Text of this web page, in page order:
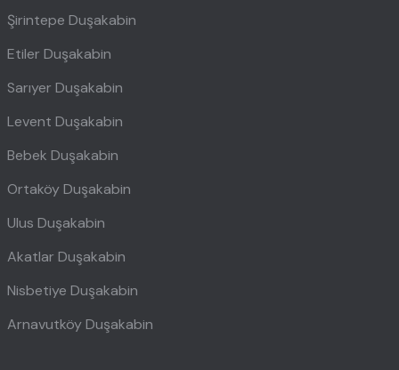
Şirintepe Duşakabin
Etiler Duşakabin
Sarıyer Duşakabin
Levent Duşakabin
Bebek Duşakabin
Ortaköy Duşakabin
Ulus Duşakabin
Akatlar Duşakabin
Nisbetiye Duşakabin
Arnavutköy Duşakabin